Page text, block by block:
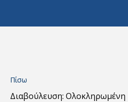
Πίσω
Διαβούλευση: Ολοκληρωμένη